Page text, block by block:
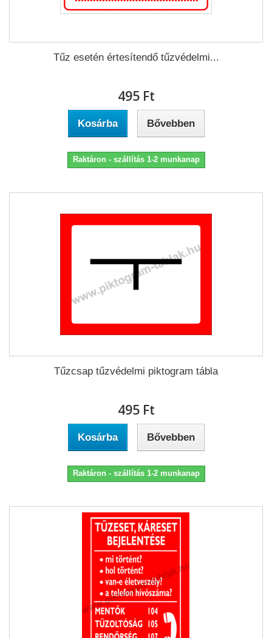
Tűz esetén értesítendő tűzvédelmi...
495 Ft‎
Kosárba Bővebben
Raktáron - szállítás 1-2 munkanap
Tűzcsap tűzvédelmi piktogram tábla
495 Ft‎
Kosárba Bővebben
Raktáron - szállítás 1-2 munkanap